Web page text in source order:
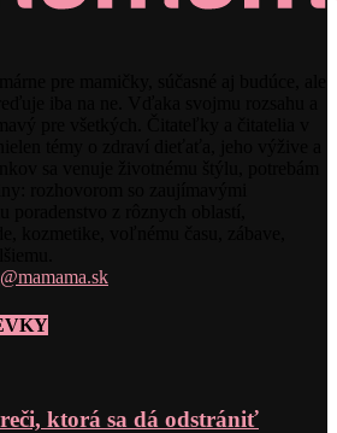
ktorá sa dá odstrániť